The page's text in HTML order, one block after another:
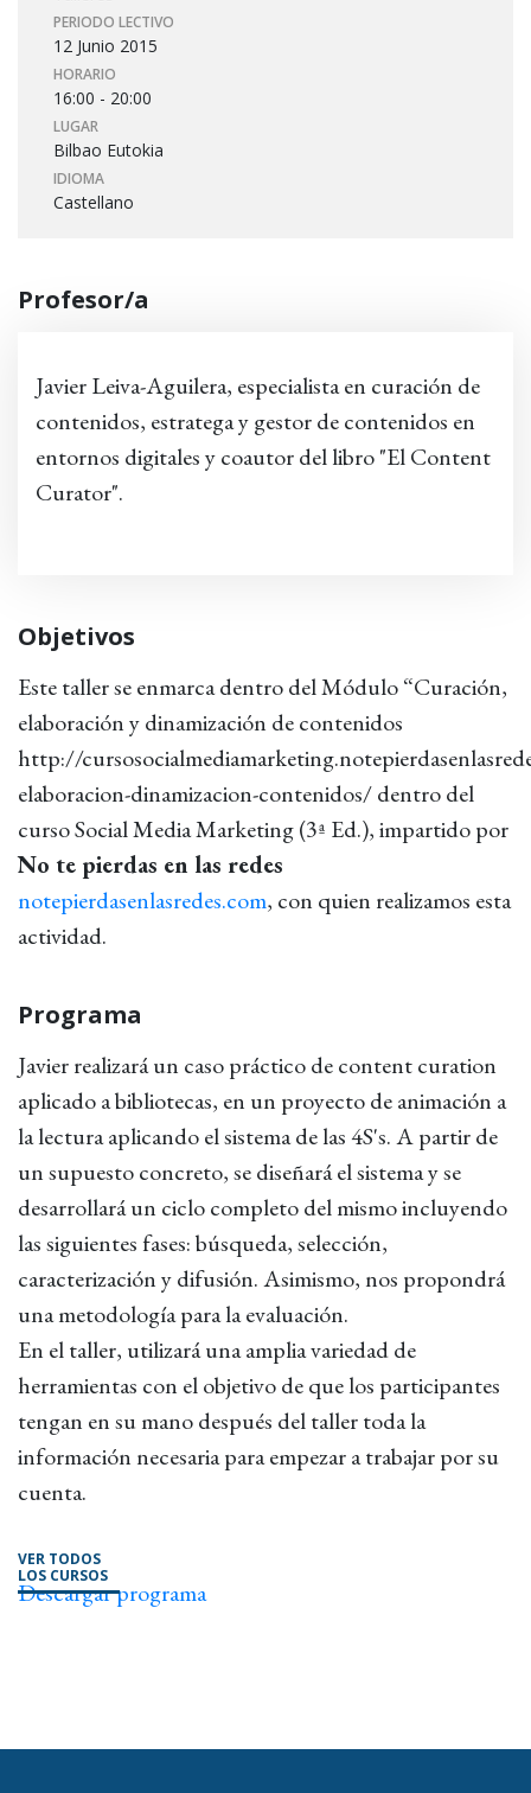
PERIODO LECTIVO
12 Junio 2015
HORARIO
16:00 - 20:00
LUGAR
Bilbao Eutokia
IDIOMA
Castellano
Profesor/a
Javier Leiva-Aguilera, especialista en curación de
contenidos, estratega y gestor de contenidos en
entornos digitales y coautor del libro "El Content
Curator".
Objetivos
Este taller se enmarca dentro del Módulo “Curación,
elaboración y dinamización de contenidos
http://
elaboracion-dinamizacion-contenidos/ dentro del
curso Social Media Marketing (3ª Ed.), impartido por
No te pierdas en las redes
notepierdasenlasredes.com, con quien realizamos esta
actividad.
Programa
Javier realizará un caso práctico de content curation
aplicado a bibliotecas, en un proyecto de animación a
la lectura aplicando el sistema de las 4S's. A partir de
un supuesto concreto, se diseñará el sistema y se
desarrollará un ciclo completo del mismo incluyendo
las siguientes fases: búsqueda, selección,
caracterización y difusión. Asimismo, nos propondrá
una metodología para la evaluación.
En el taller, utilizará una amplia variedad de
herramientas con el objetivo de que los participantes
tengan en su mano después del taller toda la
información necesaria para empezar a trabajar por su
cuenta.
Descargar programa
VER TODOS
LOS CURSOS